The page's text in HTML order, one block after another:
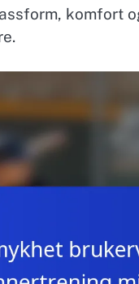
komfort